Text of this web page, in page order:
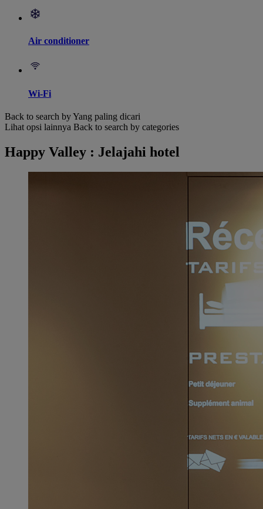
Air conditioner
Wi-Fi
Back to search by Yang paling dicari
Lihat opsi lainnya Back to search by categories
Happy Valley : Jelajahi hotel